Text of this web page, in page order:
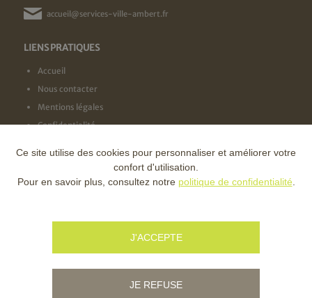
accueil@services-ville-ambert.fr
LIENS PRATIQUES
Accueil
Nous contacter
Mentions légales
Confidentialité
NOS LABELS
Ce site utilise des cookies pour personnaliser et améliorer votre
confort d'utilisation.
Pour en savoir plus, consultez notre politique de confidentialité
J'ACCEPTE
JE REFUSE